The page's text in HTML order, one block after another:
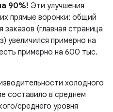
90%! Эти улучшения
прямые воронки: общий
(главная страница
увеличился примерно на
примерно на 600 тыс.
холодного
составило в среднем
среднего уровня